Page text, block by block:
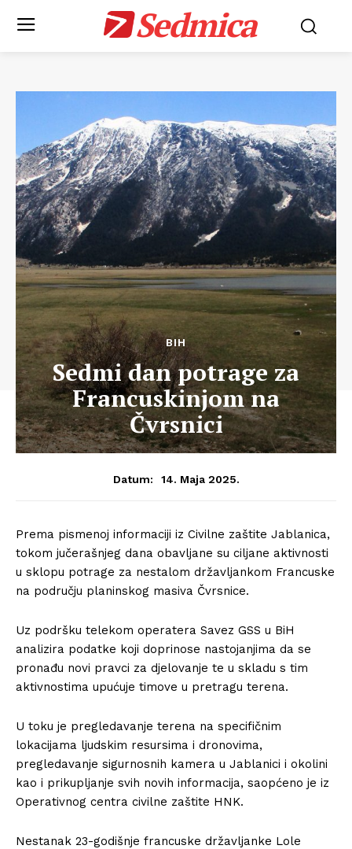
Sedmica
BIH
Sedmi dan potrage za
Francuskinjom na
Čvrsnici
Datum: 14. Maja 2025.
Prema pismenoj informaciji iz Civilne zaštite Jablanica,
tokom jučerašnjeg dana obavljane su ciljane aktivnosti
u sklopu potrage za nestalom državljankom Francuske
na području planinskog masiva Čvrsnice.
Uz podršku telekom operatera Savez GSS u BiH
analizira podatke koji doprinose nastojanjima da se
pronađu novi pravci za djelovanje te u skladu s tim
aktivnostima upućuje timove u pretragu terena.
U toku je pregledavanje terena na specifičnim
lokacijama ljudskim resursima i dronovima,
pregledavanje sigurnosnih kamera u Jablanici i okolini
kao i prikupljanje svih novih informacija, saopćeno je iz
Operativnog centra civilne zaštite HNK.
Nestanak 23-godišnje francuske državljanke Lole